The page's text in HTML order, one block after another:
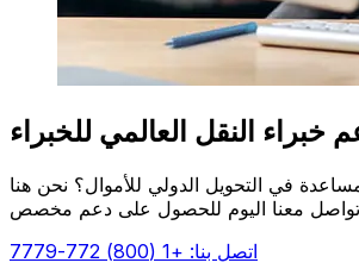
في التحويل الدولي للأموال؟ نحن هنا
اتصل بنا: +1 (800) 772-7779